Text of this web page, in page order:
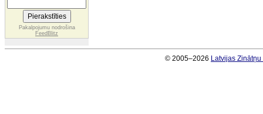
Pakalpojumu nodrošina
FeedBlitz
© 2005–2026 Latvijas